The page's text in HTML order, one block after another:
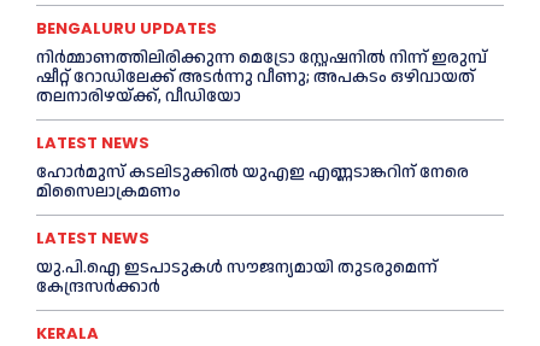
BENGALURU UPDATES
നിർമ്മാണത്തിലിരിക്കുന്ന മെട്രോ സ്റ്റേഷനിൽ നിന്ന് ഇരുമ്പ്
ഷീറ്റ് റോഡിലേക്ക് അടർന്നു വീണു; അപകടം ഒഴിവായത്
തലനാരിഴയ്ക്ക്, വീഡിയോ
LATEST NEWS
ഹോര്‍മുസ് കടലിടുക്കില്‍ യുഎഇ എണ്ണടാങ്കറിന് നേരെ
മിസൈലാക്രമണം
LATEST NEWS
യു.പി.ഐ ഇടപാടുകൾ സൗജന്യമായി തുടരുമെന്ന്
കേന്ദ്രസർക്കാർ
KERALA